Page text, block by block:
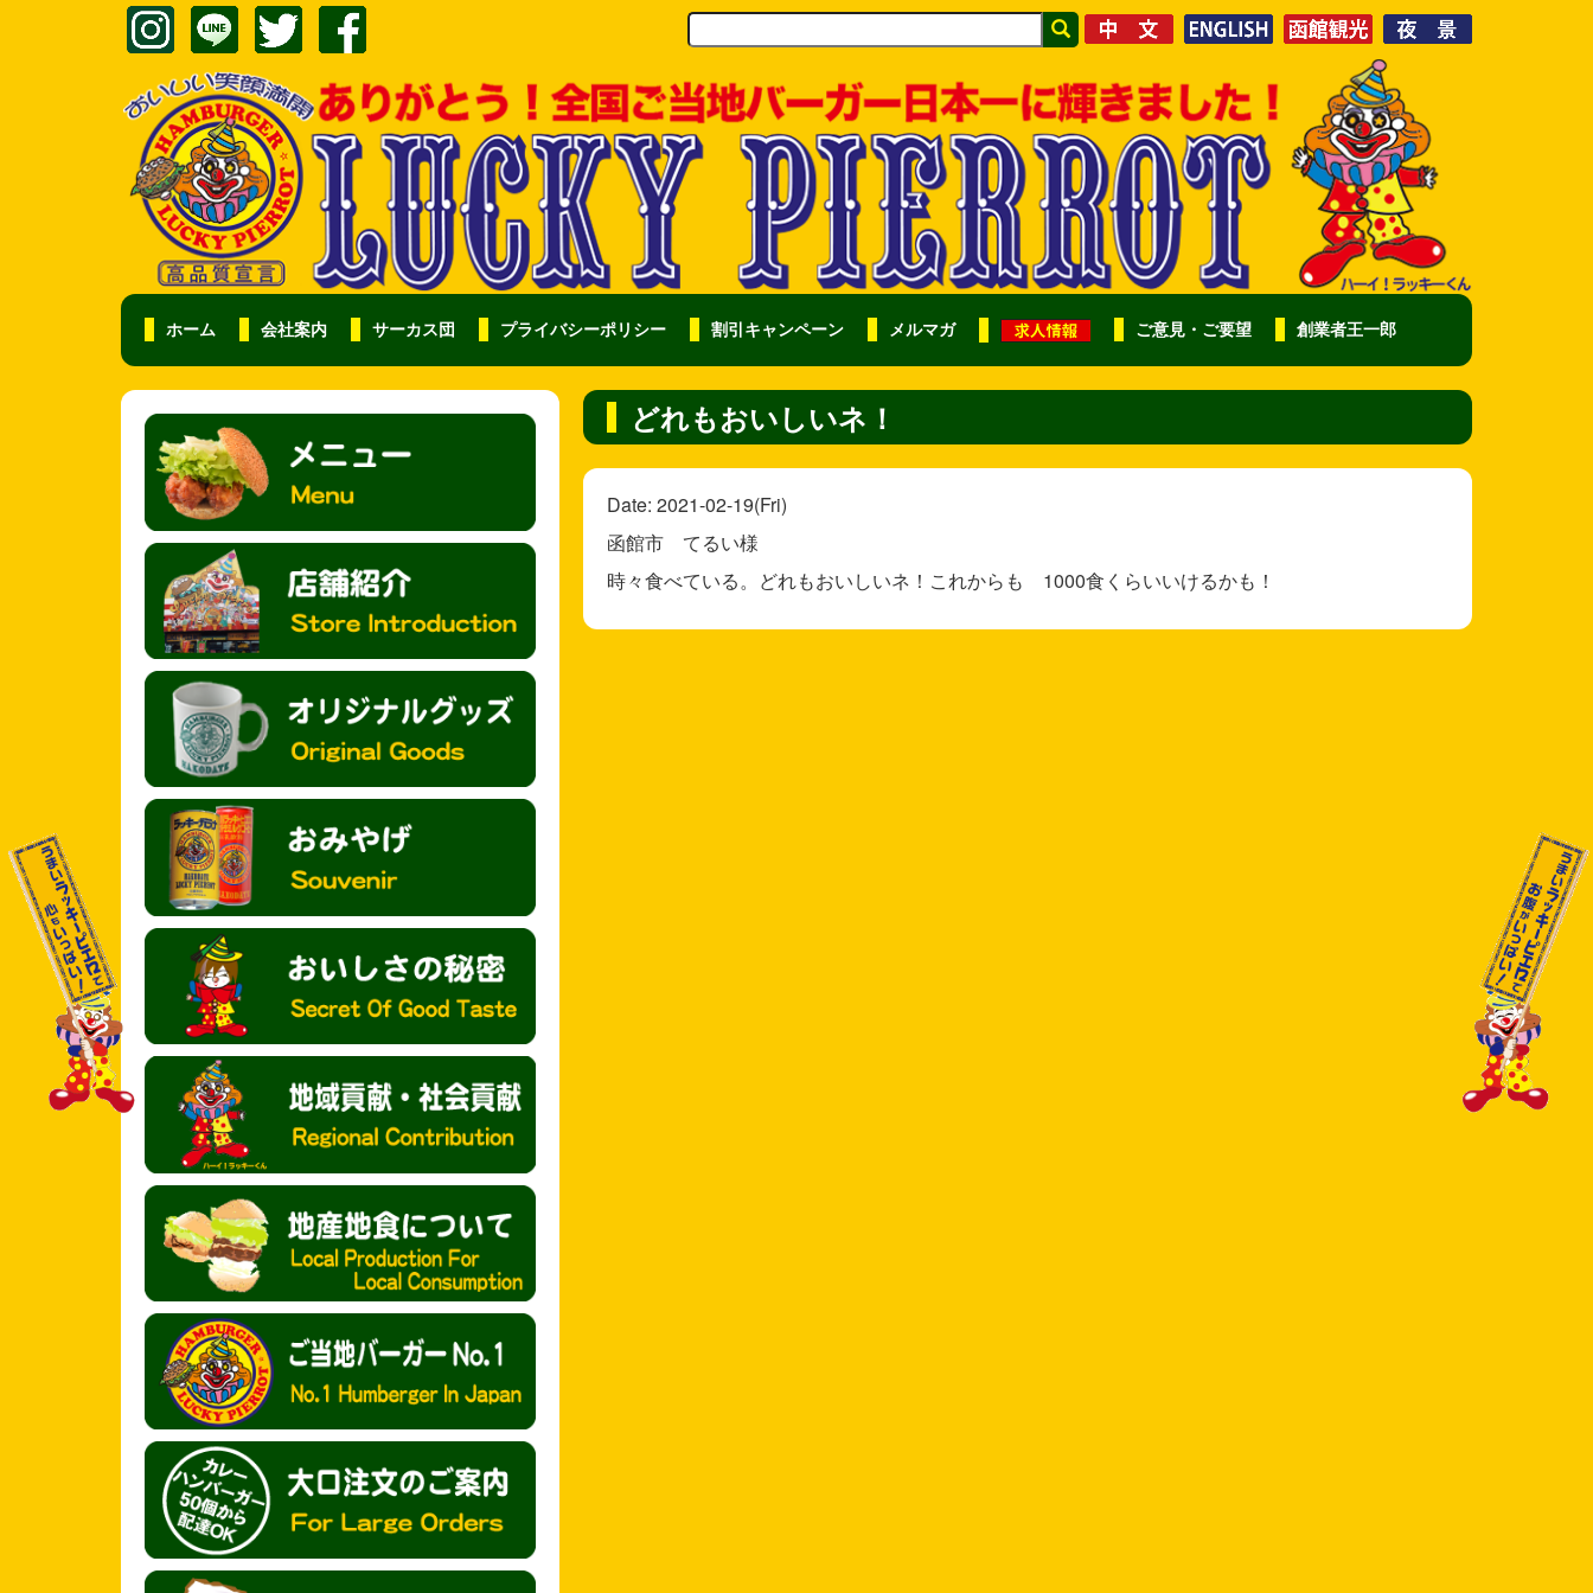
ホーム 会社案内 サーカス団 プライバシーポリシー 割引キャンペーン メルマガ ご意見・ご要望 創業者王一郎
どれもおいしいネ！
Date: 2021-02-19(Fri)
函館市 てるい様
時々食べている。どれもおいしいネ！これからも 1000食くらいいけるかも！